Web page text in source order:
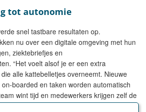
tot autonomie
snel tastbare resultaten op.
nu over een digitale omgeving met hun
ziektebriefjes en
“Het voelt alsof je er een extra
alle kattebelletjes overneemt. Nieuwe
on-boarded en taken worden automatisch
wint tijd en medewerkers krijgen zelf de
voor meer betrokkenheid in het hele